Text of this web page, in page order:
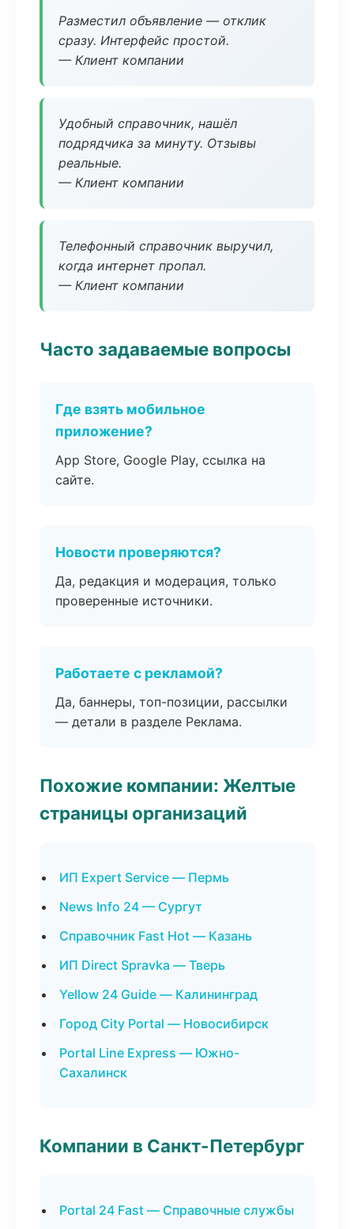
Разместил объявление — отклик
сразу. Интерфейс простой.
— Клиент компании
Удобный справочник, нашёл
подрядчика за минуту. Отзывы
реальные.
— Клиент компании
Телефонный справочник выручил,
когда интернет пропал.
— Клиент компании
Часто задаваемые вопросы
Где взять мобильное
приложение?
App Store, Google Play, ссылка на
сайте.
Новости проверяются?
Да, редакция и модерация, только
проверенные источники.
Работаете с рекламой?
Да, баннеры, топ-позиции, рассылки
— детали в разделе Реклама.
Похожие компании: Желтые
страницы организаций
ИП Expert Service — Пермь
News Info 24 — Сургут
Справочник Fast Hot — Казань
ИП Direct Spravka — Тверь
Yellow 24 Guide — Калининград
Город City Portal — Новосибирск
Portal Line Express — Южно-
Сахалинск
Компании в Санкт-Петербург
Portal 24 Fast — Справочные службы